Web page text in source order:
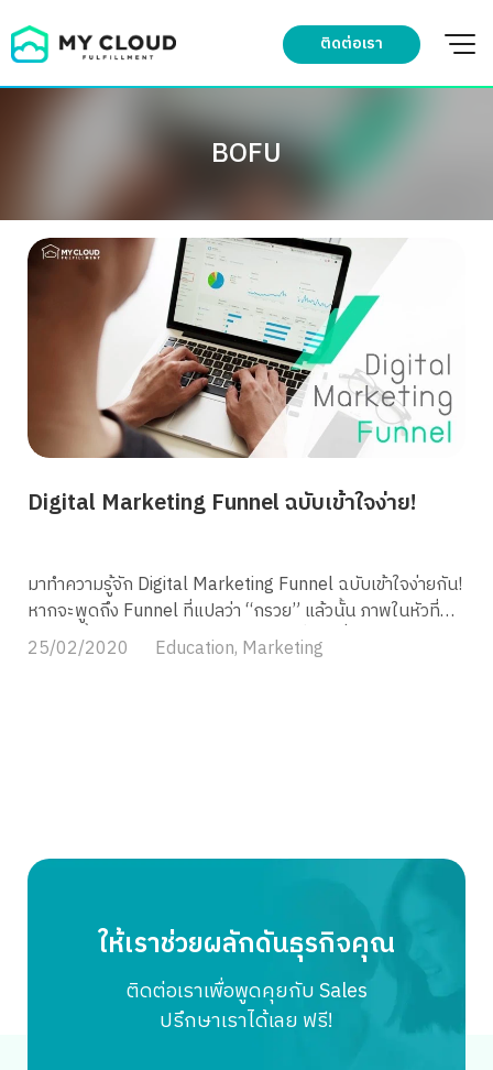
to
ติดต่อเรา
BOFU
Digital Marketing Funnel ฉบับเข้าใจง่าย!
มาทำความรู้จัก Digital Marketing Funnel ฉบับเข้าใจง่ายกัน!
หากจะพูดถึง Funnel ที่แปลว่า “กรวย” แล้วนั้น ภาพในหัวที่
ต้องผุดขึ้นมาเลยก็จะเป็นรูปแบบสามเหลี่ยมคว่ำใช่ไหมล่ะ
ครับ Digital Marketimg Funnel ที่ผมจะมาพูดถึงในวันนี้ก็
เพื่อสร้างโอกาสในการขายให้มากที่สุดเท่าที่จะเป็นไปได้ ทำให้มี
คุณจริง ๆ จึงต้องค่อย ๆ กรองคนเหล่านั้นตามกระบวนการ
แต่ละขั้น ซึ่งขั้นตอนต่าง ๆ จะมีความคล้าย Marketing Funnel
แบบเดิม แต่เมื่อก้าวเข้าสู่ยุค Digital เทคโนโลยีหรือสื่อออนไลน์
เข้ามามีบทบาทสำคัญในการทำการตลาดมากขึ้น จึงเกิดเป็น
Digital Marketing Funnel นี้ครับ Digital Marketing
25/02/2020 Education, Marketing
ให้เราช่วยผลักดันธุรกิจคุณ
ติดต่อเราเพื่อพูดคุยกับ Sales
ปรึกษาเราได้เลย ฟรี!